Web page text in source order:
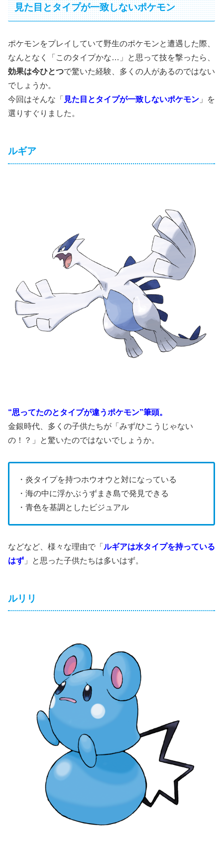
見た目とタイプが一致しないポケモン
ポケモンをプレイしていて野生のポケモンと遭遇した際、
なんとなく「このタイプかな…」と思って技を撃ったら、
効果は今ひとつで驚いた経験、多くの人があるのではない
でしょうか。
今回はそんな「 見た目とタイプが一致しないポケモン 」を
選りすぐりました。
ルギア
“思ってたのとタイプが違うポケモン”筆頭。
金銀時代、多くの子供たちが「みず/ひこうじゃない
の！？」と驚いたのではないでしょうか。
・炎タイプを持つホウオウと対になっている
・海の中に浮かぶうずまき島で発見できる
・青色を基調としたビジュアル
などなど、様々な理由で「 ルギアは水タイプを持っている
はず 」と思った子供たちは多いはず。
ルリリ